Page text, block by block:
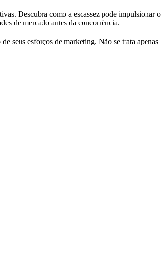
Descubra como a escassez pode impulsionar o
de mercado antes da concorrência.
de seus esforços de marketing. Não se trata apenas